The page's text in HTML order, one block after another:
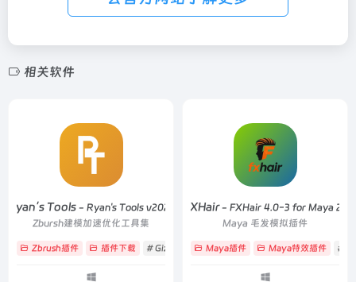
相关软件
Ryan’s Tools- Ryan's Tools v2025
Zbursh建模加速优化工具集
Zbrush插件 插件下载 # Gizmo # 动态厚度 # 快速减面
FXGear FXHair- FXHair 4.0-3 for Maya
Maya 毛发模拟插件
Maya插件 Maya特效插件 #